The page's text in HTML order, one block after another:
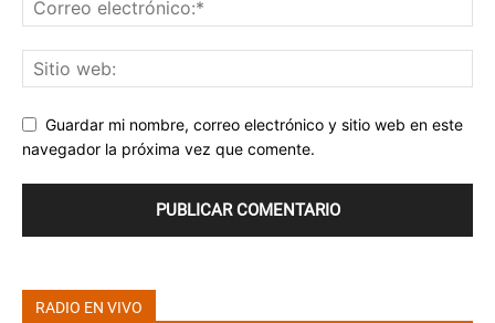
Guardar mi nombre, correo electrónico y sitio web en este
navegador la próxima vez que comente.
RADIO EN VIVO